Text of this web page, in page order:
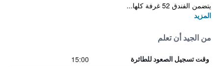
يتضمن الفندق 52 غرفة كلها...
المزيد
من الجيد أن تعلم
وقت تسجيل الصعود للطائرة 15:00